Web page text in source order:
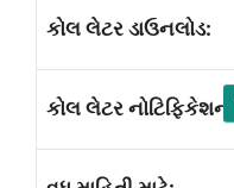
કોલ લેટર ડાઉનલોડ:
કોલ લેટર નોટિફિકેશન: